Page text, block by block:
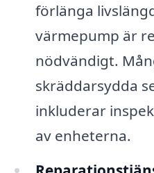
förlänga
värmepump är
nödvändigt.
skräddarsydda
inkluderar
av enheterna.